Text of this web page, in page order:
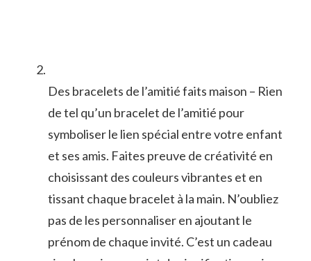
Des bracelets de l’amitié⁢ faits maison – Rien
de tel qu’un‌ bracelet de l’amitié pour‍
symboliser le lien ‍spécial ‍entre votre enfant
et ses amis.‌ Faites preuve‍ de créativité en
choisissant​ des couleurs ‍vibrantes et en
tissant chaque bracelet ‌à la main. ⁤N’oubliez
pas de les personnaliser⁣ en ajoutant le
prénom ‍de ‌chaque invité. C’est un cadeau